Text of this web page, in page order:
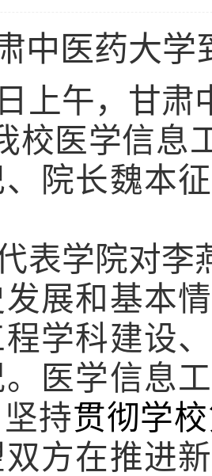
中医药大学
上午，甘
校医学信息
院长魏本
表学院对李
展和基本
学科建设
医学信息
坚持贯彻学
方在推进